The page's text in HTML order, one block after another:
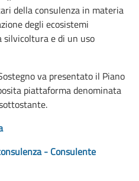
della consulenza in materia
degli ecosistemi
silvicoltura e di un uso
va presentato il Piano
piattaforma denominata
- Consulente